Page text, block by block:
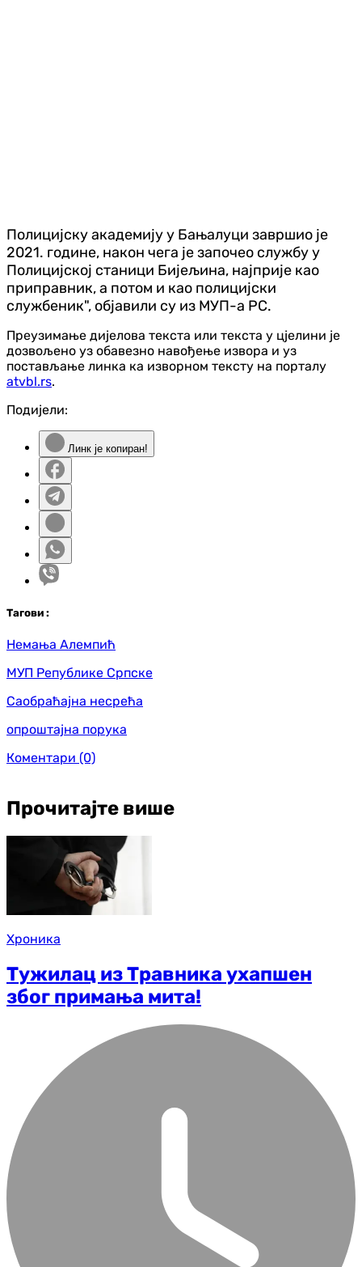
Полицијску академију у Бањалуци завршио је
2021. године, након чега је започео службу у
Полицијској станици Бијељина, најприје као
приправник, а потом и као полицијски
службеник", објавили су из МУП-а РС.
Преузимање дијелова текста или текста у цјелини је
дозвољено уз обавезно навођење извора и уз
постављање линка ка изворном тексту на порталу
atvbl.rs.
Подијели:
Линк је копиран!
Тагови :
Немања Алемпић
МУП Републике Српске
Саобраћајна несрећа
опроштајна порука
Коментари (0)
Прочитајте више
Хроника
Тужилац из Травника ухапшен
због примања мита!